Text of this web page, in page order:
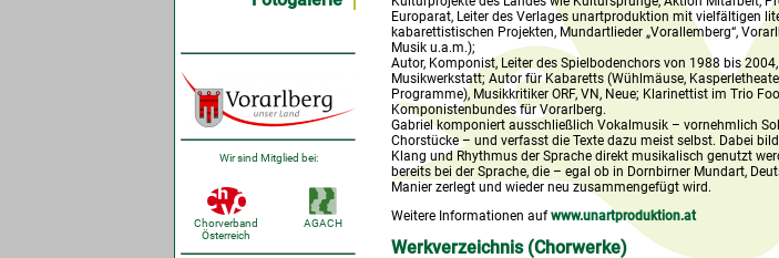
Wir sind Mitglied bei:
Chorverband
Österreich
AGACH
Europarat, Leiter des Verlages unartproduktion mit vielfältigen
kabarettistischen Projekten, Mundartlieder „Vorallemberg“,
Musik u.a.m.);
Autor, Komponist, Leiter des Spielbodenchors von 1988 bis
Musikwerkstatt; Autor für Kabaretts (Wühlmäuse,
Programme), Musikkritiker ORF, VN, Neue; Klarinettist im Trio
Komponistenbundes für Vorarlberg.
Gabriel komponiert ausschließlich Vokalmusik – vornehmlich
Chorstücke – und verfasst die Texte dazu meist selbst. Dabei
Klang und Rhythmus der Sprache direkt musikalisch genutzt
bereits bei der Sprache, die – egal ob in Dornbirner Mundart,
Manier zerlegt und wieder neu zusammengefügt wird.
Weitere Informationen aufwww.unartproduktion.at
Werkverzeichnis (Chorwerke)